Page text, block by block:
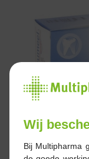
Wij
Bij Multipharma